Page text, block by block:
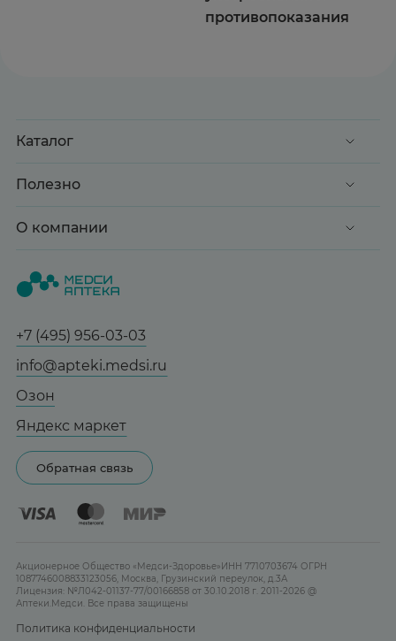
противопоказания
Каталог
Акции
Здоровье
Медицинские товары
Мама и малыш
Тревога и стресс
Здоровый сон
Женская гигиена
Бренды
Полезно
Доставка и оплата
Статьи и новости
Справочник болезней
Гарантии
Сотрудничество
Реклама на сайте
Карта сайта
О компании
Все аптеки
Отзывы
Лицензия
+7 (495) 956-03-03
info@apteki.medsi.ru
Озон
Яндекс маркет
Обратная связь
Акционерное Общество «Медси-Здоровье»ИНН 7710703674 ОГРН
1087746008833123056, Москва, Грузинский переулок, д.3А
Лицензия: №Л042-01137-77/00166858 от 30.10.2018 г. 2011-2026 @
Аптеки.Медси. Все права защищены
Политика конфиденциальности